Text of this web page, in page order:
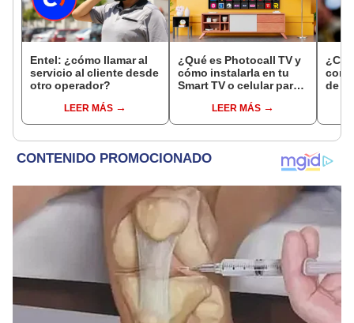
Entel: ¿cómo llamar al
servicio al cliente desde
otro operador?
LEER MÁS
¿Qué es Photocall TV y
cómo instalarla en tu
Smart TV o celular para
LEER MÁS
de